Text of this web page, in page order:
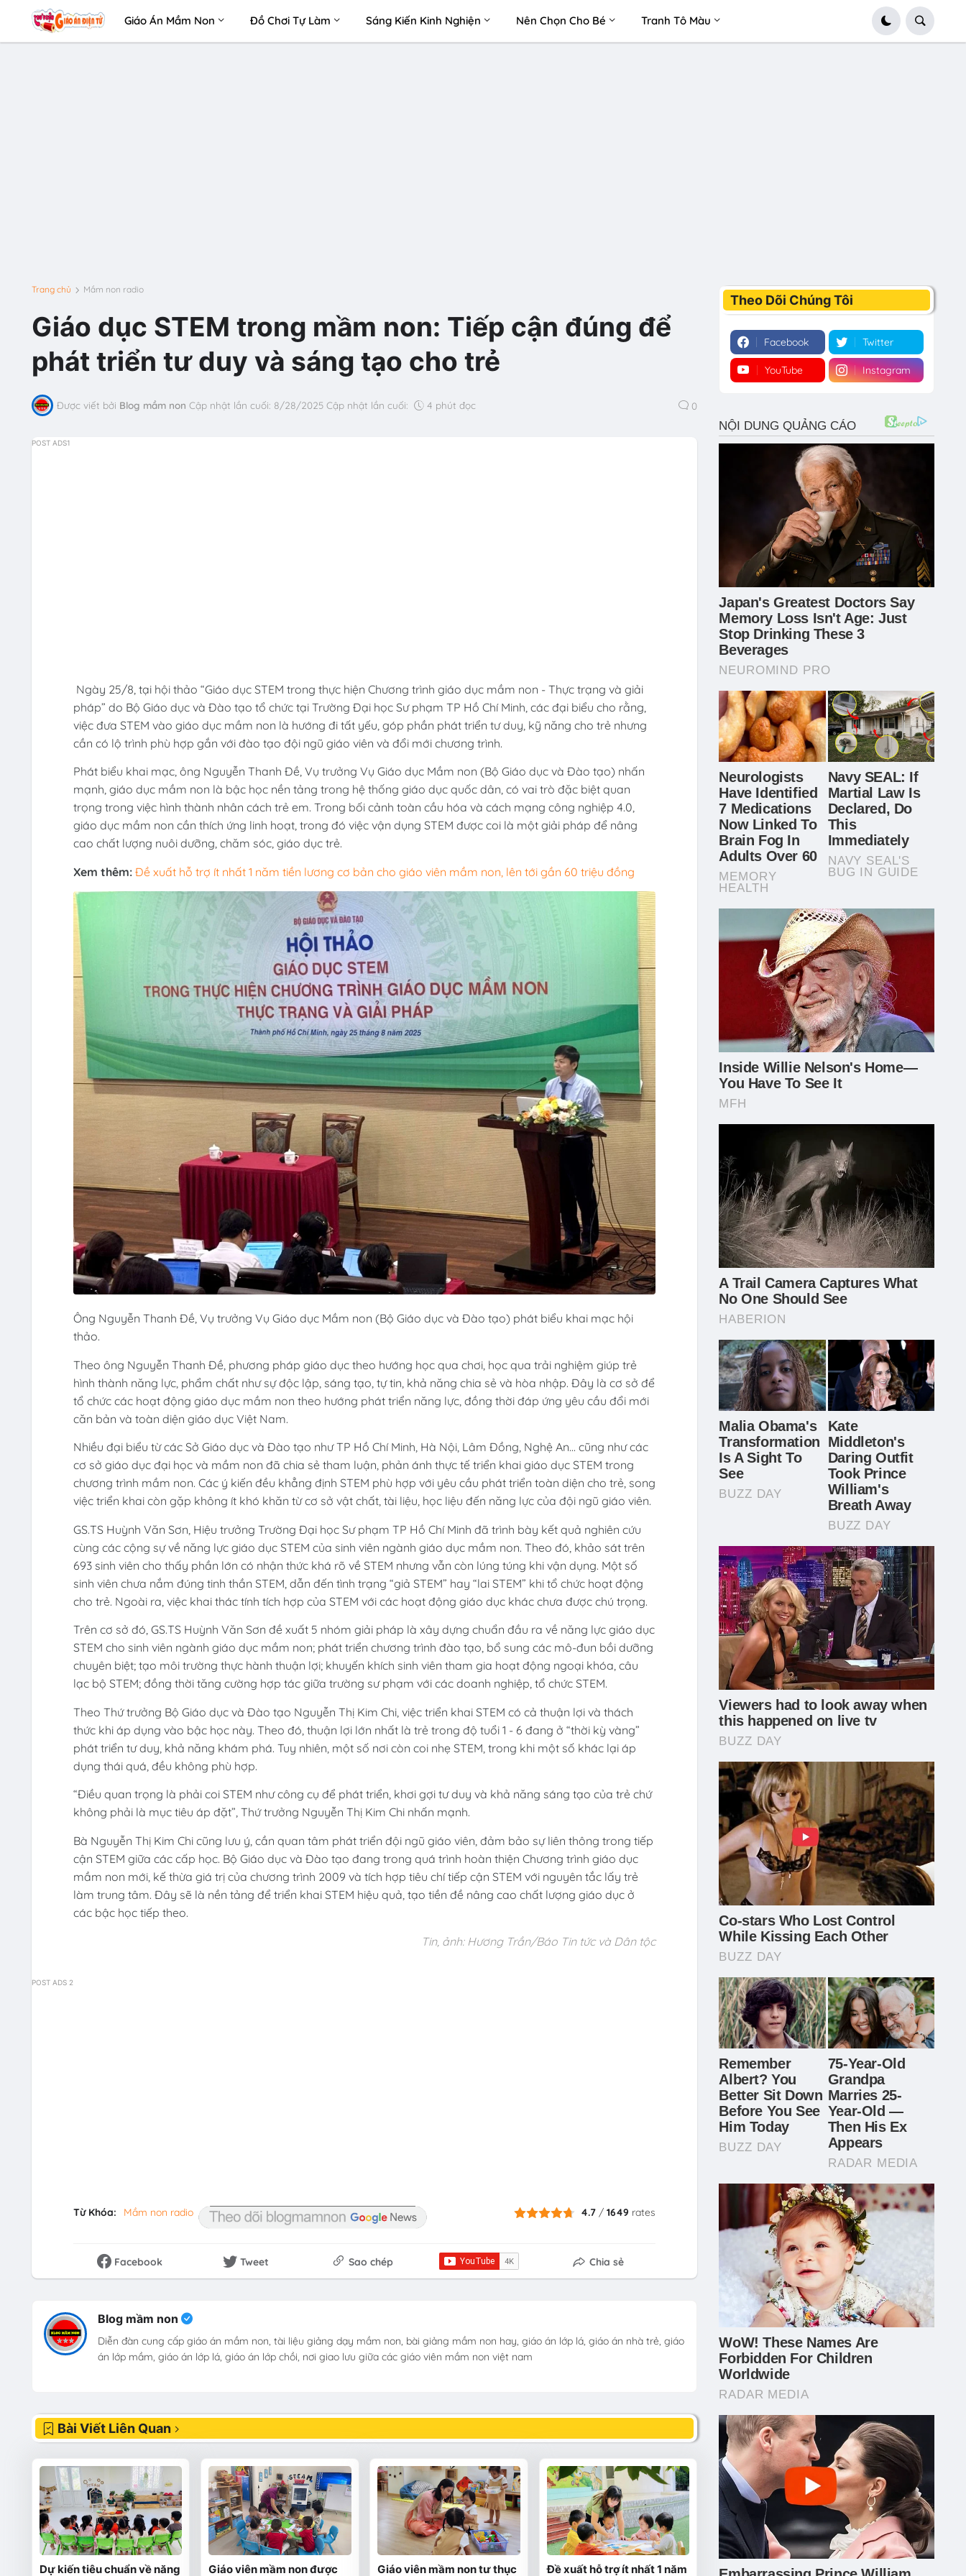
Giáo Án Mầm Non Đồ Chơi Tự Làm Sáng Kiến Kinh Nghiện Nên Chọn Cho Bé Tranh Tô Màu
Trang chủ Mầm non radio
Giáo dục STEM trong mầm non: Tiếp cận đúng để
phát triển tư duy và sáng tạo cho trẻ
Được viết bởi Blog mầm non Cập nhật lần cuối: 8/28/2025 Cập nhật lần cuối: 4 phút đọc 0
POST ADS1
Ngày 25/8, tại hội thảo “Giáo dục STEM trong thực hiện Chương trình giáo dục mầm non - Thực trạng và giải
pháp” do Bộ Giáo dục và Đào tạo tổ chức tại Trường Đại học Sư phạm TP Hồ Chí Minh, các đại biểu cho rằng,
việc đưa STEM vào giáo dục mầm non là hướng đi tất yếu, góp phần phát triển tư duy, kỹ năng cho trẻ nhưng
cần có lộ trình phù hợp gắn với đào tạo đội ngũ giáo viên và đổi mới chương trình.
Phát biểu khai mạc, ông Nguyễn Thanh Đề, Vụ trưởng Vụ Giáo dục Mầm non (Bộ Giáo dục và Đào tạo) nhấn
mạnh, giáo dục mầm non là bậc học nền tảng trong hệ thống giáo dục quốc dân, có vai trò đặc biệt quan
trọng trong việc hình thành nhân cách trẻ em. Trong bối cảnh toàn cầu hóa và cách mạng công nghiệp 4.0,
giáo dục mầm non cần thích ứng linh hoạt, trong đó việc vận dụng STEM được coi là một giải pháp để nâng
cao chất lượng nuôi dưỡng, chăm sóc, giáo dục trẻ.
Xem thêm: Đề xuất hỗ trợ ít nhất 1 năm tiền lương cơ bản cho giáo viên mầm non, lên tới gần 60 triệu đồng
Ông Nguyễn Thanh Đề, Vụ trưởng Vụ Giáo dục Mầm non (Bộ Giáo dục và Đào tạo) phát biểu khai mạc hội
thảo.
Theo ông Nguyễn Thanh Đề, phương pháp giáo dục theo hướng học qua chơi, học qua trải nghiệm giúp trẻ
hình thành năng lực, phẩm chất như sự độc lập, sáng tạo, tự tin, khả năng chia sẻ và hòa nhập. Đây là cơ sở để
tổ chức các hoạt động giáo dục mầm non theo hướng phát triển năng lực, đồng thời đáp ứng yêu cầu đổi mới
căn bản và toàn diện giáo dục Việt Nam.
Nhiều đại biểu từ các Sở Giáo dục và Đào tạo như TP Hồ Chí Minh, Hà Nội, Lâm Đồng, Nghệ An... cũng như các
cơ sở giáo dục đại học và mầm non đã chia sẻ tham luận, phản ánh thực tế triển khai giáo dục STEM trong
chương trình mầm non. Các ý kiến đều khẳng định STEM phù hợp với yêu cầu phát triển toàn diện cho trẻ, song
việc triển khai còn gặp không ít khó khăn từ cơ sở vật chất, tài liệu, học liệu đến năng lực của đội ngũ giáo viên.
GS.TS Huỳnh Văn Sơn, Hiệu trưởng Trường Đại học Sư phạm TP Hồ Chí Minh đã trình bày kết quả nghiên cứu
cùng các cộng sự về năng lực giáo dục STEM của sinh viên ngành giáo dục mầm non. Theo đó, khảo sát trên
693 sinh viên cho thấy phần lớn có nhận thức khá rõ về STEM nhưng vẫn còn lúng túng khi vận dụng. Một số
sinh viên chưa nắm đúng tinh thần STEM, dẫn đến tình trạng “giả STEM” hay “lai STEM” khi tổ chức hoạt động
cho trẻ. Ngoài ra, việc khai thác tính tích hợp của STEM với các hoạt động giáo dục khác chưa được chú trọng.
Trên cơ sở đó, GS.TS Huỳnh Văn Sơn đề xuất 5 nhóm giải pháp là xây dựng chuẩn đầu ra về năng lực giáo dục
STEM cho sinh viên ngành giáo dục mầm non; phát triển chương trình đào tạo, bổ sung các mô-đun bồi dưỡng
chuyên biệt; tạo môi trường thực hành thuận lợi; khuyến khích sinh viên tham gia hoạt động ngoại khóa, câu
lạc bộ STEM; đồng thời tăng cường hợp tác giữa trường sư phạm với các doanh nghiệp, tổ chức STEM.
Theo Thứ trưởng Bộ Giáo dục và Đào tạo Nguyễn Thị Kim Chi, việc triển khai STEM có cả thuận lợi và thách
thức khi áp dụng vào bậc học này. Theo đó, thuận lợi lớn nhất là trẻ trong độ tuổi 1 - 6 đang ở “thời kỳ vàng”
phát triển tư duy, khả năng khám phá. Tuy nhiên, một số nơi còn coi nhẹ STEM, trong khi một số khác lại áp
dụng thái quá, đều không phù hợp.
“Điều quan trọng là phải coi STEM như công cụ để phát triển, khơi gợi tư duy và khả năng sáng tạo của trẻ chứ
không phải là mục tiêu áp đặt”, Thứ trưởng Nguyễn Thị Kim Chi nhấn mạnh.
Bà Nguyễn Thị Kim Chi cũng lưu ý, cần quan tâm phát triển đội ngũ giáo viên, đảm bảo sự liên thông trong tiếp
cận STEM giữa các cấp học. Bộ Giáo dục và Đào tạo đang trong quá trình hoàn thiện Chương trình giáo dục
mầm non mới, kế thừa giá trị của chương trình 2009 và tích hợp tiêu chí tiếp cận STEM với nguyên tắc lấy trẻ
làm trung tâm. Đây sẽ là nền tảng để triển khai STEM hiệu quả, tạo tiền đề nâng cao chất lượng giáo dục ở
các bậc học tiếp theo.
Tin, ảnh: Hương Trần/Báo Tin tức và Dân tộc
POST ADS 2
Từ Khóa: Mầm non radio 4.7 /1649 rates
Facebook Tweet Sao chép Chia sẻ
Blog mầm non
Diễn đàn cung cấp giáo án mầm non, tài liệu giảng dạy mầm non, bài giảng mầm non hay, giáo án lớp lá, giáo án nhà trẻ, giáo
án lớp mầm, giáo án lớp lá, giáo án lớp chồi, nơi giao lưu giữa các giáo viên mầm non việt nam
Bài Viết Liên Quan
Dự kiến tiêu chuẩn về năng Giáo viên mầm non được Giáo viên mầm non tư thục Đề xuất hỗ trợ ít nhất 1 năm
Theo Dõi Chúng Tôi
Facebook Twitter
YouTube Instagram